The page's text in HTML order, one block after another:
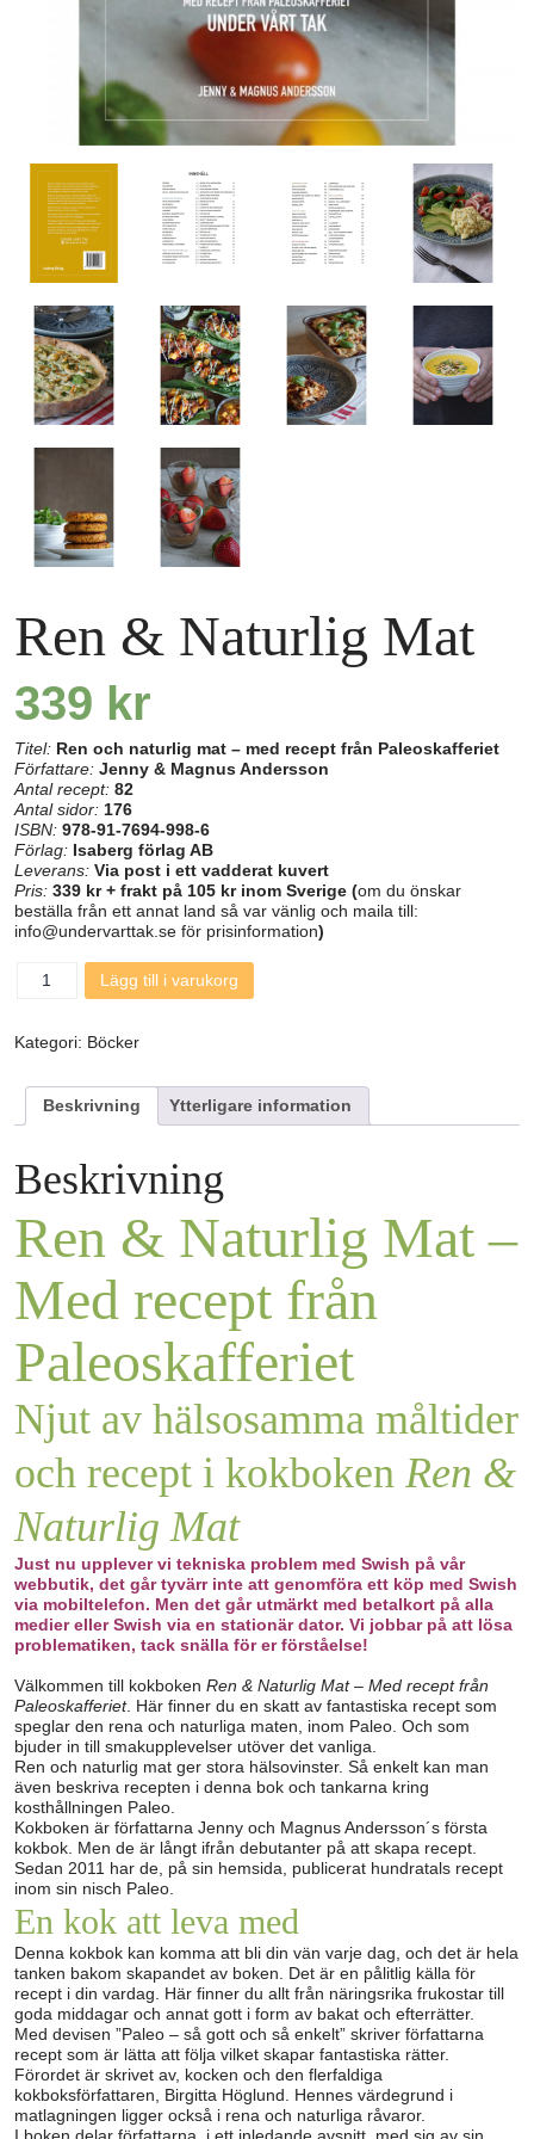
Ren & Naturlig Mat
339 kr
Titel: Ren och naturlig mat – med recept från Paleoskafferiet
Författare: Jenny & Magnus Andersson
Antal recept: 82
Antal sidor: 176
ISBN: 978-91-7694-998-6
Förlag: Isaberg förlag AB
Leverans: Via post i ett vadderat kuvert
Pris: 339 kr + frakt på 105 kr inom Sverige (om du önskar
beställa från ett annat land så var vänlig och maila till:
info@undervarttak.se för prisinformation)
mängd
Lägg till i varukorg
Kategori: Böcker
Beskrivning Ytterligare information
Beskrivning
Ren & Naturlig Mat –
Med recept från
Paleoskafferiet
Njut av hälsosamma måltider
och recept i kokboken Ren &
Naturlig Mat
Just nu upplever vi tekniska problem med Swish på vår
webbutik, det går tyvärr inte att genomföra ett köp med Swish
via mobiltelefon. Men det går utmärkt med betalkort på alla
medier eller Swish via en stationär dator. Vi jobbar på att lösa
problematiken, tack snälla för er förståelse!
Välkommen till kokboken Ren & Naturlig Mat – Med recept från
Paleoskafferiet. Här finner du en skatt av fantastiska recept som
speglar den rena och naturliga maten, inom Paleo. Och som
bjuder in till smakupplevelser utöver det vanliga.
Ren och naturlig mat ger stora hälsovinster. Så enkelt kan man
även beskriva recepten i denna bok och tankarna kring
kosthållningen Paleo.
Kokboken är författarna Jenny och Magnus Andersson´s första
kokbok. Men de är långt ifrån debutanter på att skapa recept.
Sedan 2011 har de, på sin hemsida, publicerat hundratals recept
inom sin nisch Paleo.
En kok att leva med
Denna kokbok kan komma att bli din vän varje dag, och det är hela
tanken bakom skapandet av boken. Det är en pålitlig källa för
recept i din vardag. Här finner du allt från näringsrika frukostar till
goda middagar och annat gott i form av bakat och efterrätter.
Med devisen ”Paleo – så gott och så enkelt” skriver författarna
recept som är lätta att följa vilket skapar fantastiska rätter.
Förordet är skrivet av, kocken och den flerfaldiga
kokboksförfattaren, Birgitta Höglund. Hennes värdegrund i
matlagningen ligger också i rena och naturliga råvaror.
I boken delar författarna, i ett inledande avsnitt, med sig av sin